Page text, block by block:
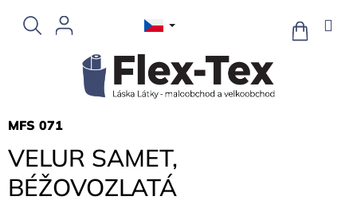
obsah
NÁKUPNÍ
KOŠÍK
VELUR SAMET,
BÉŽOVOZLATÁ
MFS 071